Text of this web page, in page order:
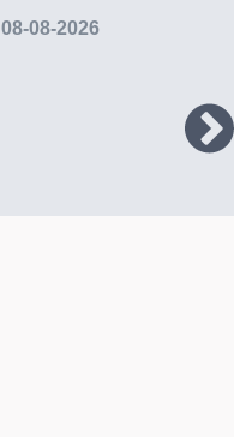
08-08-2026